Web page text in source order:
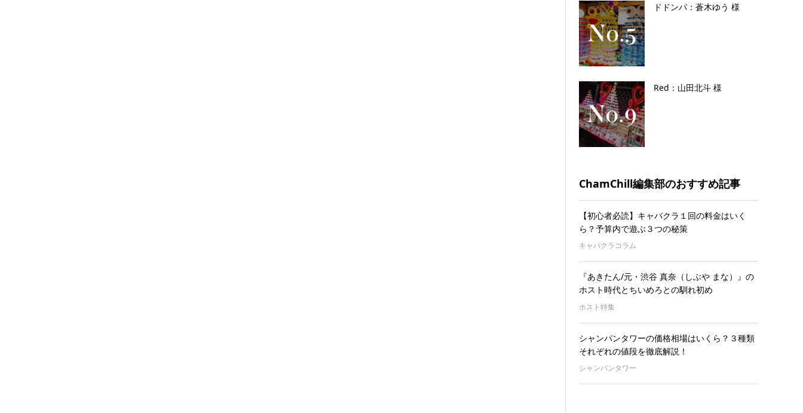
ドドンパ：蒼木ゆう 様
Red：山田北斗 様
ChamChill編集部のおすすめ記事
【初心者必読】キャバクラ１回の料金はいく
ら？予算内で遊ぶ３つの秘策
キャバクラコラム
『あきたん/元・渋谷 真奈（しぶや まな）』の
ホスト時代とちいめろとの馴れ初め
ホスト特集
シャンパンタワーの価格相場はいくら？３種類
それぞれの値段を徹底解説！
シャンパンタワー